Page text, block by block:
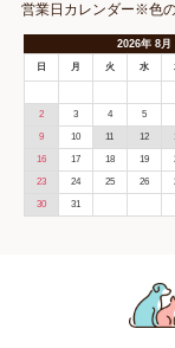
営業日カレンダー※色
2026年 8月
日 月 火 水
2 3 4 5
9 10 11 12
16 17 18 19
23 24 25 26
30 31